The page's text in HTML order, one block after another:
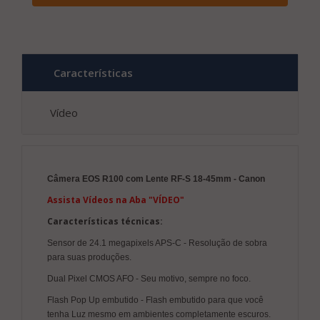
Características
Vídeo
Câmera EOS R100 com Lente RF-S 18-45mm - Canon
Assista Vídeos na Aba "VÍDEO"
Características técnicas:
Sensor de 24.1 megapixels APS-C - Resolução de sobra
para suas produções.
Dual Pixel CMOS AFO - Seu motivo, sempre no foco.
Flash Pop Up embutido - Flash embutido para que você
tenha Luz mesmo em ambientes completamente escuros.